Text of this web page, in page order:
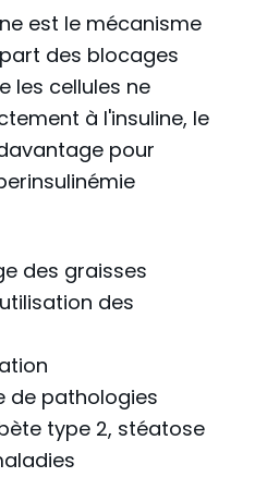
est le mécanisme
des blocages
les cellules ne
à l'insuline, le
pour
des graisses
des
de pathologies
type 2, stéatose